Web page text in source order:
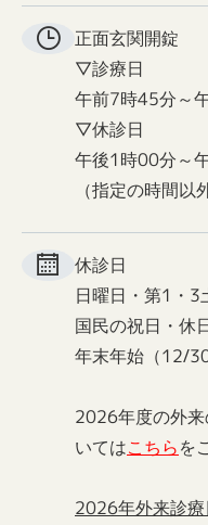
正面玄関開錠
▽診療日
午前7時45分～
▽休診日
午後1時00分～
（指定の時間以
休診日
日曜日・第1・3
国民の祝日・休
年末年始（12/
2026年度の外
いてはこちらを
2026年外来診